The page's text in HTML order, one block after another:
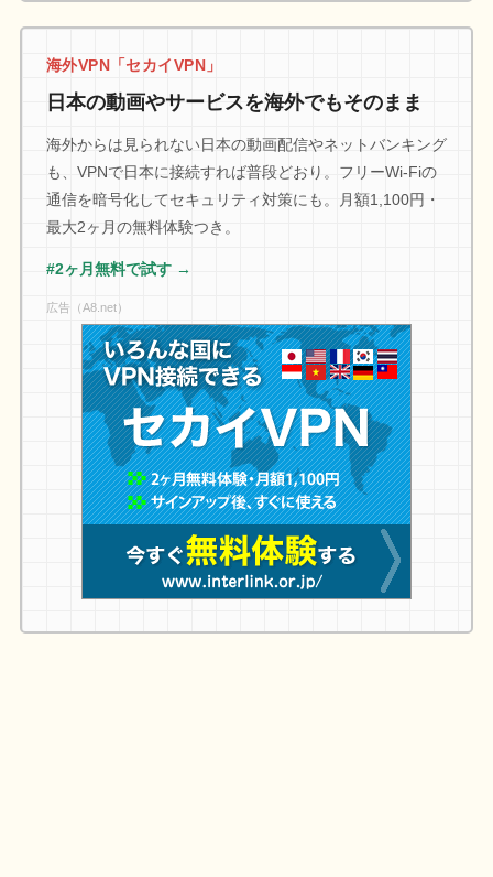
海外VPN「セカイVPN」
日本の動画やサービスを海外でもそのまま
海外からは見られない日本の動画配信やネットバンキング
も、VPNで日本に接続すれば普段どおり。フリーWi-Fiの
通信を暗号化してセキュリティ対策にも。月額1,100円・
最大2ヶ月の無料体験つき。
#2ヶ月無料で試す →
広告（A8.net）